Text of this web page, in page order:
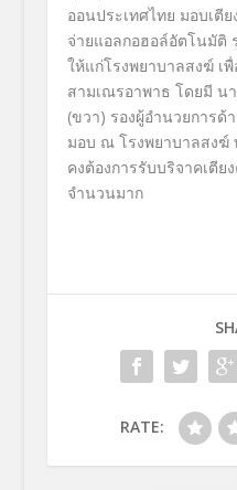
ออนประเทศไทย มอบเตี
จ่ายแอลกอฮอล์อัตโนมัติ
ให้แก่โรงพยาบาลสงฆ์ เ
สามเณรอาพาธ โดยมี น
(ขวา) รองผู้อำนวยการ
มอบ ณ โรงพยาบาลสงฆ์
คงต้องการรับบริจาคเตีย
จำนวนมาก
RATE: